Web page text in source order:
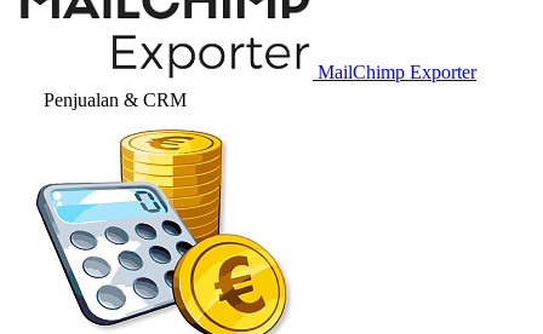
MailChimp Exporter
Penjualan & CRM